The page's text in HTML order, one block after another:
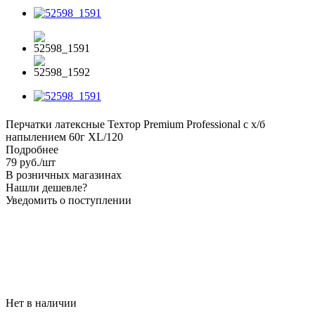
Перчатки латексные Техтор Premium Professional с х/б
напылением 60г XL/120
Подробнее
79 руб./шт
В розничных магазинах
Нашли дешевле?
Уведомить о поступлении
Нет в наличии